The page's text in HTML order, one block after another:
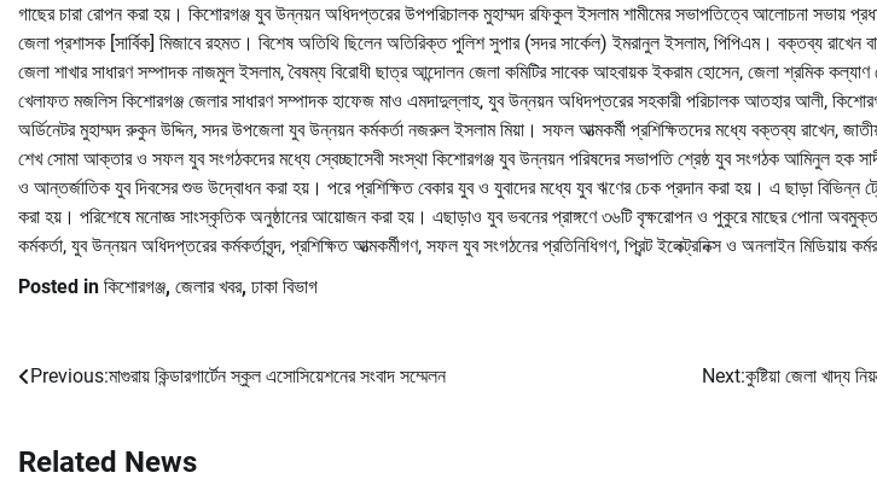
গাছের চারা রোপন করা হয়। কিশোরগঞ্জ যুব উন্নয়ন অধিদপ্তরের উপপরিচালক মুহাম্মদ রফিকুল ইসলাম শামীমের সভাপতিত্বে আলোচনা সভায়
জেলা প্রশাসক [সার্বিক] মিজাবে রহমত। বিশেষ অতিথি ছিলেন অতিরিক্ত পুলিশ সুপার (সদর সার্কেল) ইমরানুল ইসলাম, পিপিএম। বক্তব্য রাখেন
জেলা শাখার সাধারণ সম্পাদক নাজমুল ইসলাম, বৈষম্য বিরোধী ছাত্র আন্দোলন জেলা কমিটির সাবেক আহবায়ক ইকরাম হোসেন, জেলা শ্রমিক কল্যাণ
খেলাফত মজলিস কিশোরগঞ্জ জেলার সাধারণ সম্পাদক হাফেজ মাও এমদাদুল্লাহ, যুব উন্নয়ন অধিদপ্তরের সহকারী পরিচালক আতহার আলী,
অর্ডিনেটর মুহাম্মদ রুকুন উদ্দিন, সদর উপজেলা যুব উন্নয়ন কর্মকর্তা নজরুল ইসলাম মিয়া। সফল আত্মকর্মী প্রশিক্ষিতদের মধ্যে বক্তব্য রাখেন,
শেখ সোমা আক্তার ও সফল যুব সংগঠকদের মধ্যে স্বেচ্ছাসেবী সংস্থা কিশোরগঞ্জ যুব উন্নয়ন পরিষদের সভাপতি শ্রেষ্ঠ যুব সংগঠক আমিনুল হক
ও আন্তর্জাতিক যুব দিবসের শুভ উদ্বোধন করা হয়। পরে প্রশিক্ষিত বেকার যুব ও যুবাদের মধ্যে যুব ঋণের চেক প্রদান করা হয়। এ ছাড়া বিভিন্ন
করা হয়। পরিশেষে মনোজ্ঞ সাংস্কৃতিক অনুষ্ঠানের আয়োজন করা হয়। এছাড়াও যুব ভবনের প্রাঙ্গণে ৩৬টি বৃক্ষরোপন ও পুকুরে মাছের পোনা
কর্মকর্তা, যুব উন্নয়ন অধিদপ্তরের কর্মকর্তাবৃন্দ, প্রশিক্ষিত আত্মকর্মীগণ, সফল যুব সংগঠনের প্রতিনিধিগণ, প্রিন্ট ইলেক্ট্রনিক্স ও অনলাইন মিডিয়ায়
Posted in কিশোরগঞ্জ, জেলার খবর, ঢাকা বিভাগ
Post
Previous:মাগুরায় কিন্ডারগার্টেন স্কুল এসোসিয়েশনের সংবাদ সম্মেলন Next:কুষ্টিয়া জেলা খাদ্য
Related News